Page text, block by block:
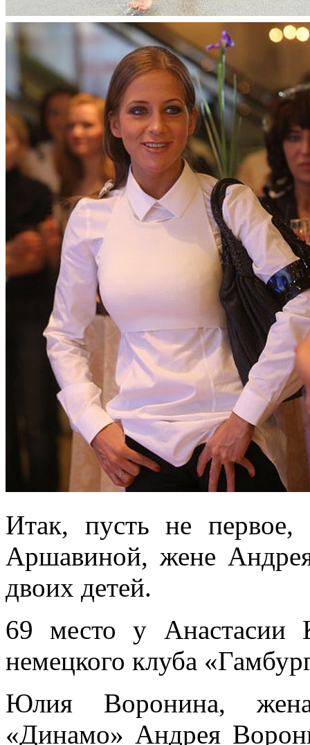
Итак, пусть не
Аршавиной, жене
двоих детей.
69 место у Анастасии
немецкого клуба
Юлия Воронина, жена
«Динамо» Андрея